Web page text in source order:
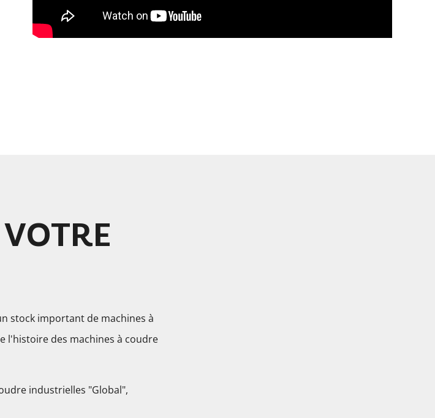
stock important de machines à
l'histoire des machines à coudre
industrielles "Global",